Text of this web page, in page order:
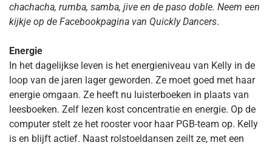
chachacha, rumba, samba, jive en de paso doble. Neem een
kijkje op de Facebookpagina van Quickly Dancers.
Energie
In het dagelijkse leven is het energieniveau van Kelly in de
loop van de jaren lager geworden. Ze moet goed met haar
energie omgaan. Ze heeft nu luisterboeken in plaats van
leesboeken. Zelf lezen kost concentratie en energie. Op de
computer stelt ze het rooster voor haar PGB-team op. Kelly
is en blijft actief. Naast rolstoeldansen zeilt ze, met een